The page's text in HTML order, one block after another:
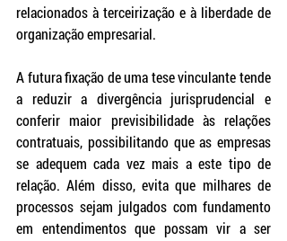
relacionados à terceirização e à liberdade de
organização empresarial.
A futura fixação de uma tese vinculante tende
a reduzir a divergência jurisprudencial e
conferir maior previsibilidade às relações
contratuais, possibilitando que as empresas
se adequem cada vez mais a este tipo de
relação. Além disso, evita que milhares de
processos sejam julgados com fundamento
em entendimentos que possam vir a ser